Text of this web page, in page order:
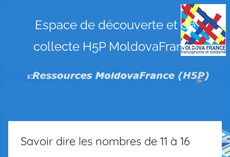
Ressources
MoldovaFrance
(H5P)
Espace de découverte et de
collecte H5P MoldovaFrance
Savoir dire les nombres de 11 à 16